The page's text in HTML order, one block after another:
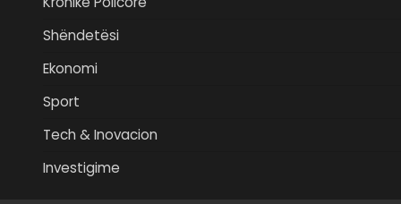
Shëndetësi
Ekonomi
Sport
Tech & Inovacion
Investigime